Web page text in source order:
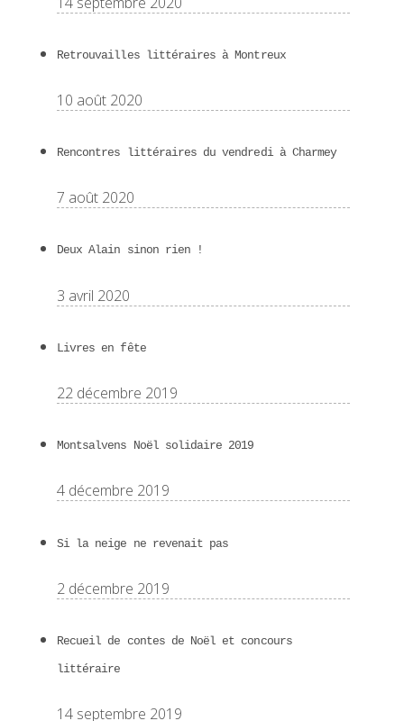
Retrouvailles littéraires à Montreux
10 août 2020
Rencontres littéraires du vendredi à Charmey
7 août 2020
Deux Alain sinon rien !
3 avril 2020
Livres en fête
22 décembre 2019
Montsalvens Noël solidaire 2019
4 décembre 2019
Si la neige ne revenait pas
2 décembre 2019
Recueil de contes de Noël et concours
littéraire
14 septembre 2019